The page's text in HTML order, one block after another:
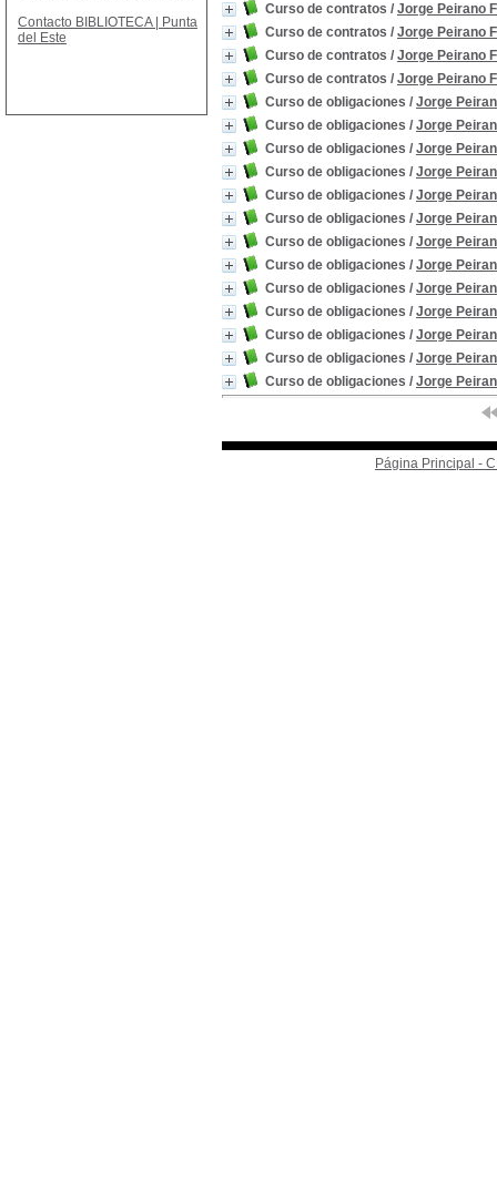
Curso de contratos / Jorge Peirano
Curso de contratos / Jorge Peirano
Curso de contratos / Jorge Peirano
Curso de contratos / Jorge Peirano
Curso de obligaciones / Jorge
Curso de obligaciones / Jorge
Curso de obligaciones / Jorge
Curso de obligaciones / Jorge
Curso de obligaciones / Jorge
Curso de obligaciones / Jorge
Curso de obligaciones / Jorge
Curso de obligaciones / Jorge
Curso de obligaciones / Jorge
Curso de obligaciones / Jorge
Curso de obligaciones / Jorge
Curso de obligaciones / Jorge
Curso de obligaciones / Jorge
Página Principal -
Contacto BIBLIOTECA | Punta
del Este